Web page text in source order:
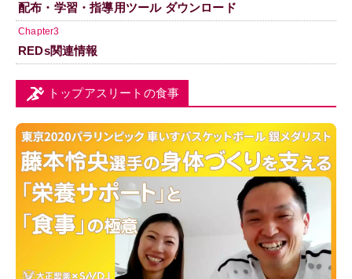
配布・学習・指導用ツール ダウンロード
Chapter3
REDs関連情報
トップアスリートの食事